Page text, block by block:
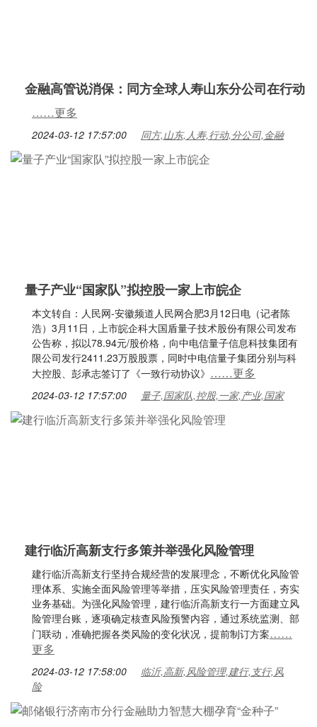
金融高管说消保：同方全球人寿山东分公司在行动
……更多
2024-03-12 17:57:00 同方,山东,人寿,行动,分公司,金融
量子产业“国家队”拟控股一家上市皖企
本文转自：人民网-安徽频道人民网合肥3月12日电（记者陈
浩）3月11日，上市皖企科大国盾量子技术股份有限公司发布
公告称，拟以78.94元/股价格，向中电信量子信息科技集团有
限公司发行2411.23万股股票，同时中电信量子集团分别与科
大控股、彭承志签订了《一致行动协议》 ……更多
2024-03-12 17:57:00 量子,国家队,控股,一家,产业,国家
建行临沂高新支行多策并举强化风险管理
建行临沂高新支行坚持合规经营的发展理念，不断优化风险管
理体系、实施全面风险管理等举措，压实风险管理责任，夯实
业务基础。为强化风险管理，建行临沂高新支行一方面建立风
险管理台账，逐项确定核查风险预警内容，通过系统监测、部
门联动，准确把握各类风险的变化状况，提前制订方案……
更多
2024-03-12 17:58:00
临沂,高新,风险管理,建行,支行,风
险